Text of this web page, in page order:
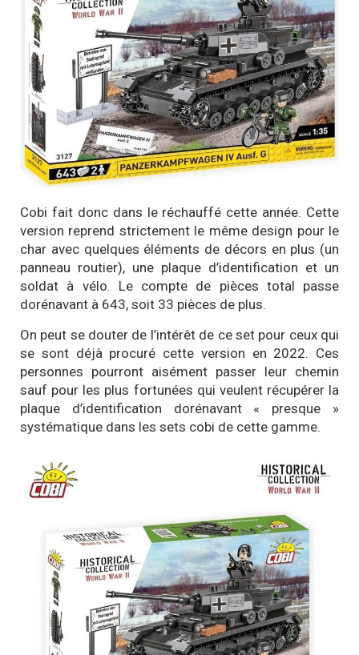
Cobi fait donc dans le réchauffé cette année. Cette
version reprend strictement le même design pour le
char avec quelques éléments de décors en plus (un
panneau routier), une plaque d’identification et un
soldat à vélo. Le compte de pièces total passe
dorénavant à 643, soit 33 pièces de plus.
On peut se douter de l’intérêt de ce set pour ceux qui
se sont déjà procuré cette version en 2022. Ces
personnes pourront aisément passer leur chemin
sauf pour les plus fortunées qui veulent récupérer la
plaque d’identification dorénavant « presque »
systématique dans les sets cobi de cette gamme.